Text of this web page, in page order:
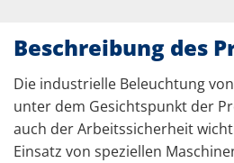
Beschreibung des
Die industrielle Beleuchtung
unter dem Gesichtspunkt der
auch der Arbeitssicherheit
Einsatz von speziellen